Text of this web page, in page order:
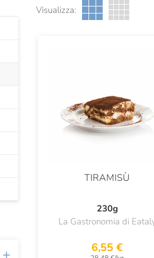
Visualizza:
TIRAMISÙ
230g
La Gastronomia di
6,55 €